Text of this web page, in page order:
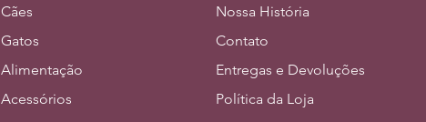
Cães
Gatos
Alimentação
Acessórios
Nossa História
Contato
Entregas e Devoluções
Política da Loja